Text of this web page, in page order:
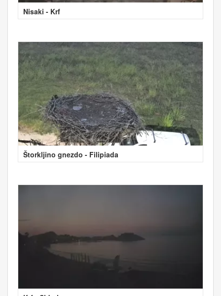
Nisaki - Krf
Štorkljino gnezdo - Filipiada